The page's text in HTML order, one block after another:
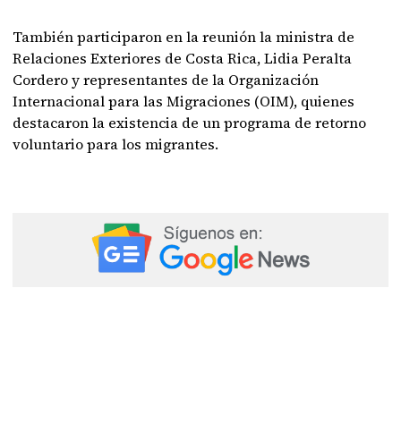
También participaron en la reunión la ministra de
Relaciones Exteriores de Costa Rica, Lidia Peralta
Cordero y representantes de la Organización
Internacional para las Migraciones (OIM), quienes
destacaron la existencia de un programa de retorno
voluntario para los migrantes.